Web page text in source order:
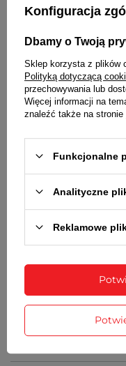
WYKONANIE
drewno i
tarcza szklana,
CYFRY i INDEKSY
czarne,
WSKAZÓWKI
kwarcowy
cichy, z
ZASILANIE
2 baterie typu
pracy zegara,
WYMIARY
22 cm x 60 cm
średnica tarczy
Konfiguracja
Dbamy o Twoją
Sklep korzysta z plików
Polityką dotyczącą
przechowywania lub
Więcej informacji na
znaleźć także na stronie
Funkcjonalne
Analityczne
Reklamowe